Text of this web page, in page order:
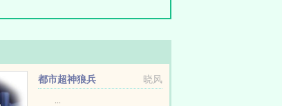
晓风
都市超神狼兵
...